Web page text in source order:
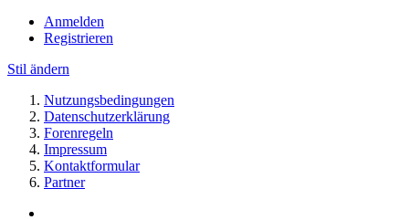
Anmelden
Registrieren
Stil ändern
Nutzungsbedingungen
Datenschutzerklärung
Forenregeln
Impressum
Kontaktformular
Partner